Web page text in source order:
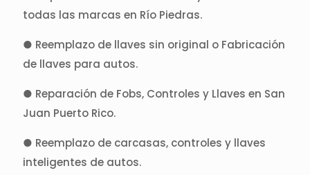
todas las marcas en Río Piedras.
● Reemplazo de llaves sin original o Fabricación
de llaves para autos.
● Reparación de Fobs, Controles y Llaves en San
Juan Puerto Rico.
● Reemplazo de carcasas, controles y llaves
inteligentes de autos.